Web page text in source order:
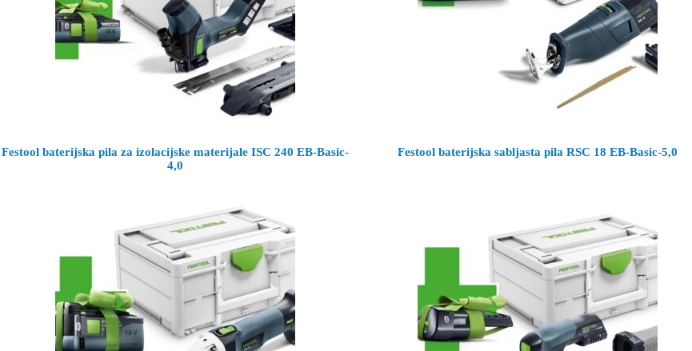
Festool baterijska pila za izolacijske materijale ISC 240 EB-Basic-
4,0
Festool baterijska sabljasta pila RSC 18 EB-Basic-5,0